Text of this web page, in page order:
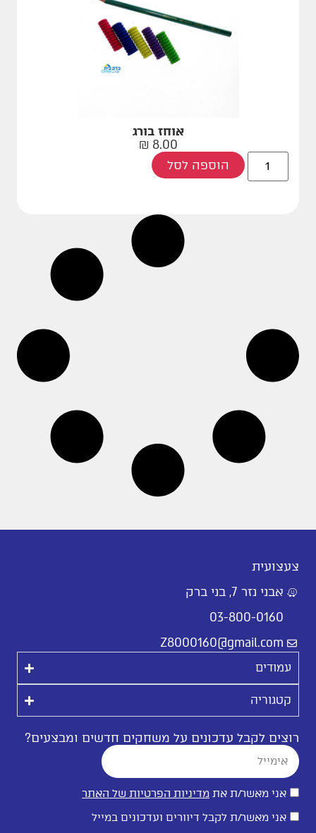
אוחז בורג
8.00
₪
הוספה לסל
צעצועית
אבני נזר 7, בני ברק
03-800-0160
Z8000160@gmail.com
עמודים
קטגוריה
רוצים לקבל עדכונים על משחקים חדשים ומבצעים?
אני מאשר/ת את מדיניות הפרטיות של האתר
אני מאשר/ת לקבל דיוורים ועדכונים במייל